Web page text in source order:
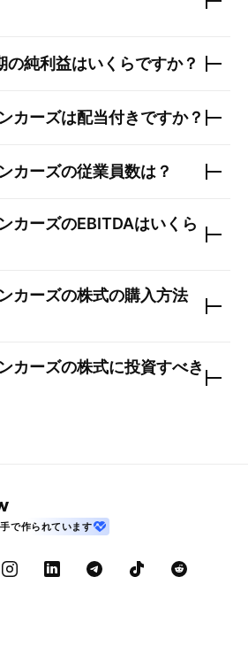
の純利益はいくらですか？
カーズは配当付きですか？
カーズの従業員数は？
カーズのEBITDAはいくら
カーズの株式の購入方法
カーズの株式に投資すべき
で作られています